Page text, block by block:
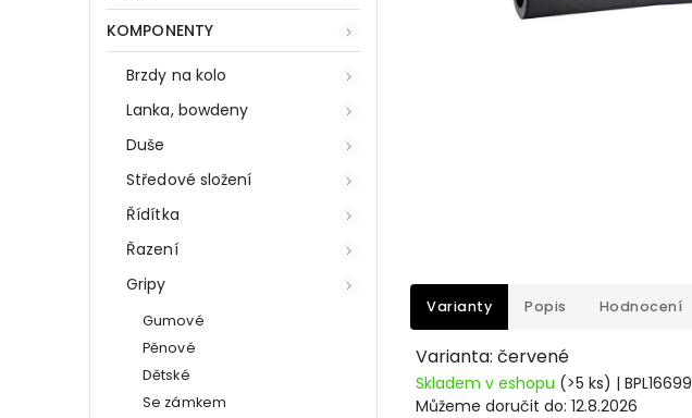
KOMPONENTY
Brzdy na kolo
Lanka, bowdeny
Duše
Středové složení
Řídítka
Řazení
Gripy
Gumové
Pěnové
Dětské
Se zámkem
Varianty Popis Hodnocení
Varianta: červené
Skladem v eshopu (>5 ks) | BPL16699
Můžeme doručit do: 12.8.2026